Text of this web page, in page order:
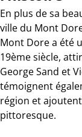
En plus de sa
ville du Mont
Mont Dore a été
19ème siècle,
George Sand et
témoignent
région et
pittoresque.